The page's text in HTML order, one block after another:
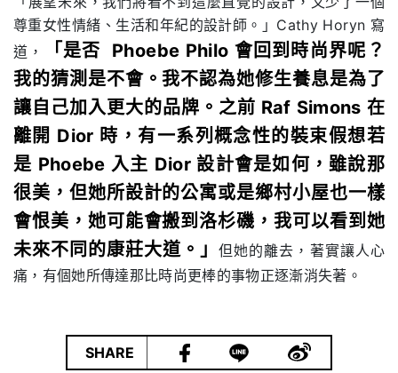
尊重女性情緒、生活和年紀的設計師。」Cathy Horyn 寫
道，
「是否 Phoebe Philo 會回到時尚界呢？
我的猜測是不會。我不認為她修生養息是為了
讓自己加入更大的品牌。之前 Raf Simons 在
離開 Dior 時，有一系列概念性的裝束假想若
是 Phoebe 入主 Dior 設計會是如何，雖說那
很美，但她所設計的公寓或是鄉村小屋也一樣
會恨美，她可能會搬到洛杉磯，我可以看到她
未來不同的康莊大道。」但她的離去，著實讓人心
痛，有個她所傳達那比時尚更棒的事物正逐漸消失著。
SHARE